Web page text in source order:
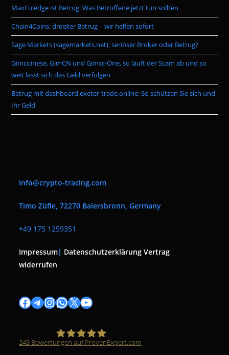
MaxFuledge ist Betrug: Was Betroffene jetzt tun sollten
Chain4Coins: dreister Betrug – wir helfen sofort
Sage Markets (sagemarkets.net): seriöser Broker oder Betrug?
Gimcoinese, GimCN und Gimcc-One, so läuft der Scam ab und so
weit lässt sich das Geld verfolgen
Betrug mit dashboard.exeter-trade.online: So schützen Sie sich und
Ihr Geld
info@crypto-tracing.com
Timo Züfle, 72270 Baiersbronn, Germany
+49 175 1259351
Impressum| Datenschutzerklärung Vertrag
widerrufen
Facebook
Telegram
Instagram
WhatsApp
X YouTube
243 Bewertungen auf ProvenExpert.com